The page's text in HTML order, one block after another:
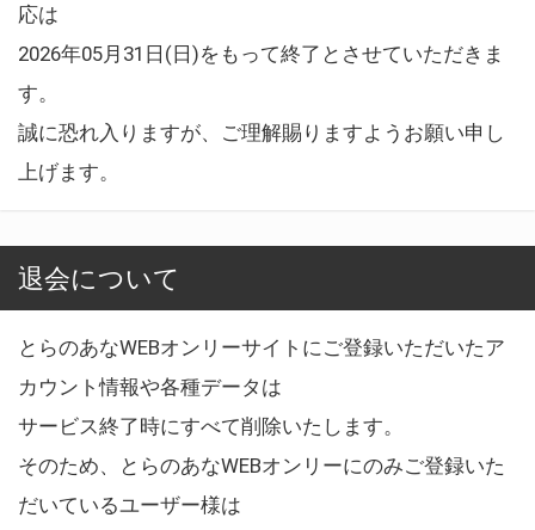
応は
2026年05月31日(日)をもって終了とさせていただきま
す。
誠に恐れ入りますが、ご理解賜りますようお願い申し
上げます。
退会について
とらのあなWEBオンリーサイトにご登録いただいたア
カウント情報や各種データは
サービス終了時にすべて削除いたします。
そのため、とらのあなWEBオンリーにのみご登録いた
だいているユーザー様は